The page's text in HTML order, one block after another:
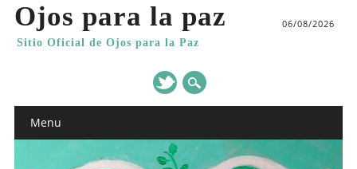
Ojos para la paz
Sitio Oficial de Ojos para la Paz
06/08/2026
Main menu
Menu